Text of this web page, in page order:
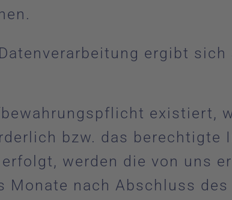
ergibt sich
existiert,
bzw. das berechtigte
werden die von uns
Monate nach Abschluss